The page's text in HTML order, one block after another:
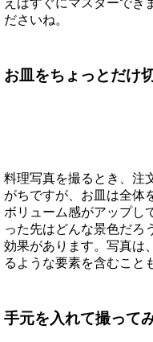
えばすぐにマスターでき
ださいね。
お皿をちょっとだけ
料理写真を撮るとき、注
がちですが、お皿は全体
ボリューム感がアップし
った先はどんな景色だろ
効果があります。写真は
るような要素を含むこと
手元を入れて撮って